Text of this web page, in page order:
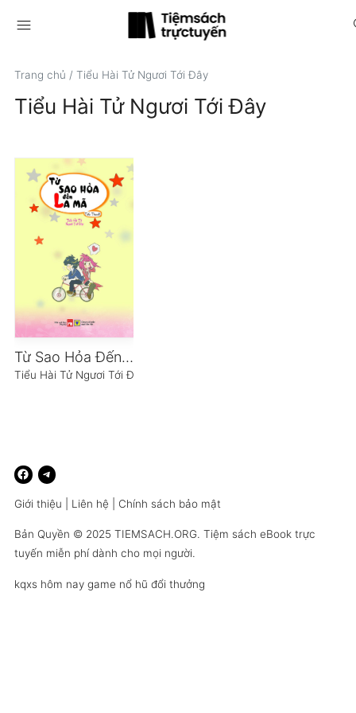
menu
Trang chủ / Tiểu Hài Tử Ngươi Tới Đây
Tiểu Hài Tử Ngươi Tới Đây
Từ Sao Hỏa Đến La Mã
Tiểu Hài Tử Ngươi Tới Đây
Giới thiệu Liên hệ Chính sách bảo mật
Bản Quyền © 2025 TIEMSACH.ORG. Tiệm sách eBook trực
tuyến miễn phí dành cho mọi người.
kqxs hôm nay game nổ hũ đổi thưởng